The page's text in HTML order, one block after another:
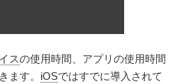
スの使用時間、アプリの使用時間
ます。 iOSではすでに導入されて